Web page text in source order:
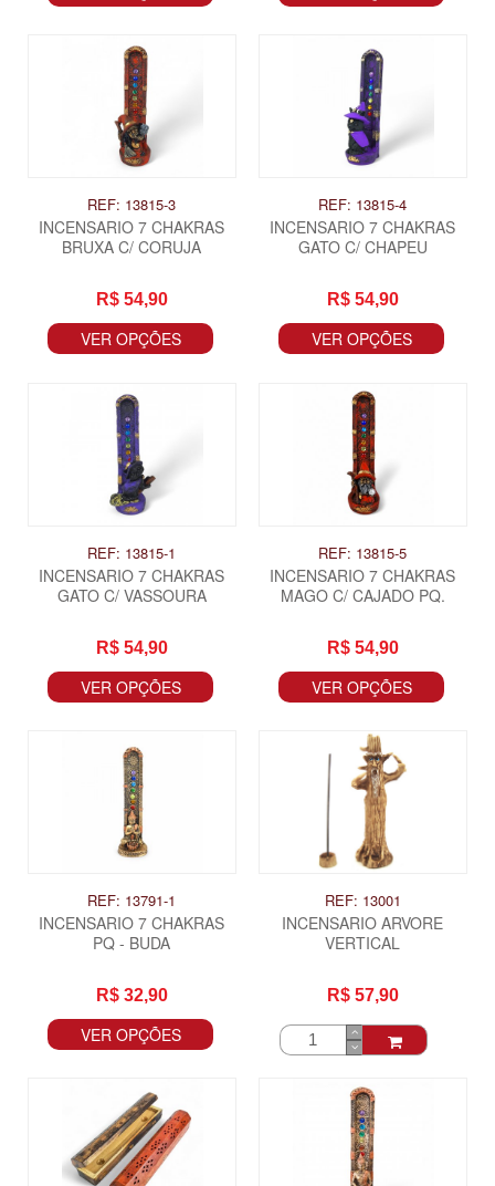
REF: 13815-3
INCENSARIO 7 CHAKRAS
BRUXA C/ CORUJA
R$ 54,90
VER OPÇÕES
REF: 13815-4
INCENSARIO 7 CHAKRAS
GATO C/ CHAPEU
R$ 54,90
VER OPÇÕES
REF: 13815-1
INCENSARIO 7 CHAKRAS
GATO C/ VASSOURA
R$ 54,90
VER OPÇÕES
REF: 13815-5
INCENSARIO 7 CHAKRAS
MAGO C/ CAJADO PQ.
R$ 54,90
VER OPÇÕES
REF: 13791-1
INCENSARIO 7 CHAKRAS
PQ - BUDA
R$ 32,90
VER OPÇÕES
REF: 13001
INCENSARIO ARVORE
VERTICAL
R$ 57,90